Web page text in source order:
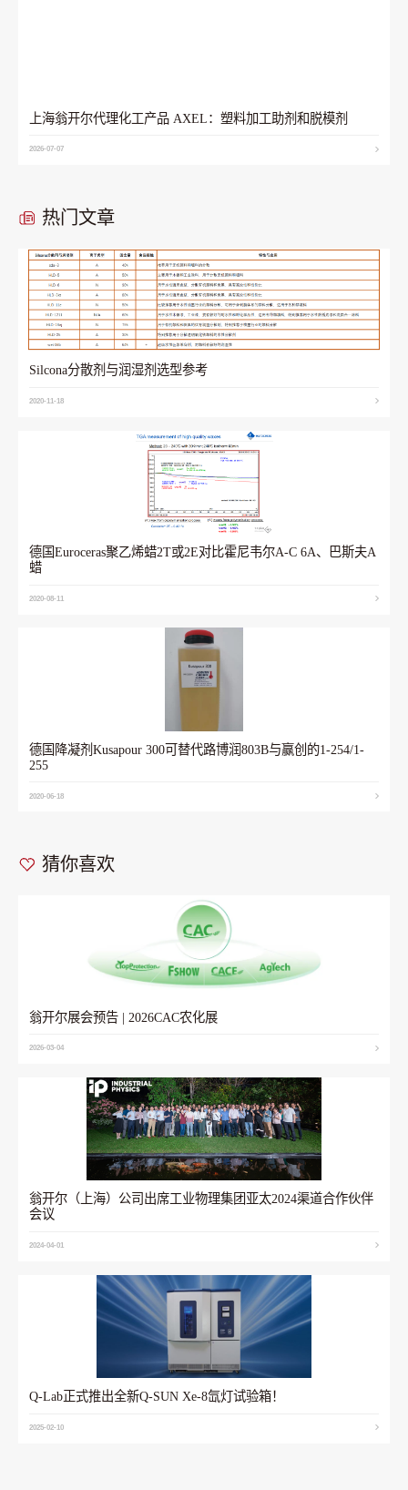
上海翁开尔代理化工产品 AXEL：塑料加工助剂和脱模剂
2026-07-07
热门文章
Silcona分散剂与润湿剂选型参考
2020-11-18
德国Euroceras聚乙烯蜡2T或2E对比霍尼韦尔A-C 6A、巴斯夫A
蜡
2020-08-11
德国降凝剂Kusapour 300可替代路博润803B与赢创的1-254/1-
255
2020-06-18
猜你喜欢
翁开尔展会预告 | 2026CAC农化展
2026-03-04
翁开尔（上海）公司出席工业物理集团亚太2024渠道合作伙伴
会议
2024-04-01
Q-Lab正式推出全新Q-SUN Xe-8氙灯试验箱！
2025-02-10